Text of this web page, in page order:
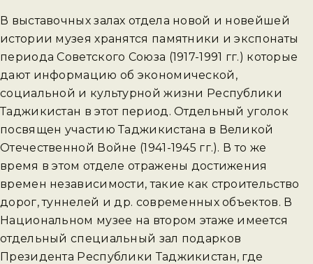
В выставочных залах отдела новой и новейшей
истории музея хранятся памятники и экспонаты
периода Советского Союза (1917-1991 гг.) которые
дают информацию об экономической,
социальной и культурной жизни Республики
Таджикистан в этот период. Отдельный уголок
посвящен участию Таджикистана в Великой
Отечественной Войне (1941-1945 гг.). В то же
время в этом отделе отражены достижения
времен независимости, такие как строительство
дорог, туннелей и др. современных объектов. В
Национальном музее на втором этаже имеется
отдельный специальный зал подарков
Президента Республики Таджикистан, где